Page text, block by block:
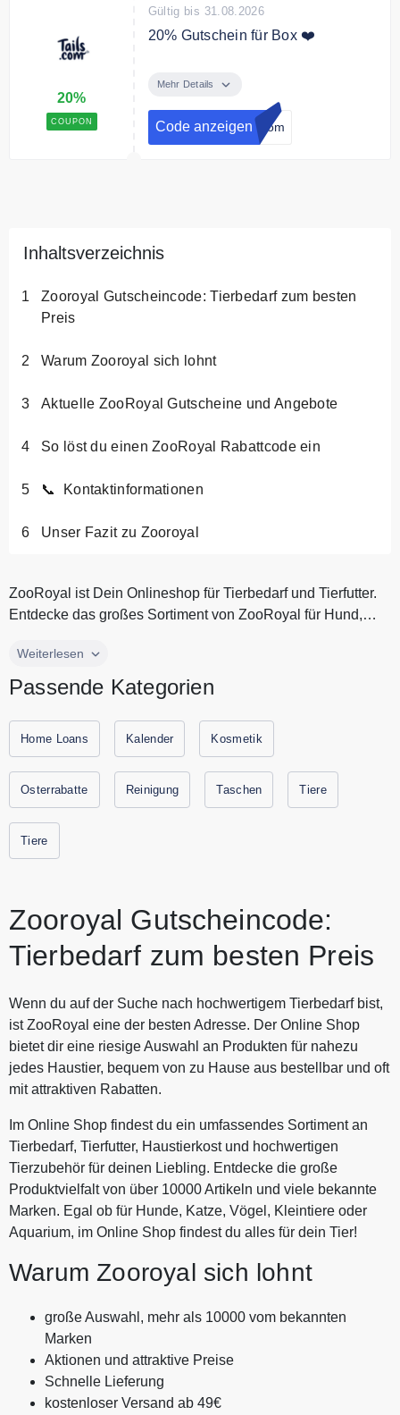
20%
COUPON
Gültig bis 31.08.2026
20% Gutschein für Box ❤️
und erhalte 20% Rabatt auf deinen
Mehr Details
Code anzeigen .com
Inhaltsverzeichnis
Zooroyal Gutscheincode: Tierbedarf zum besten
Preis
Warum Zooroyal sich lohnt
Aktuelle ZooRoyal Gutscheine und Angebote
So löst du einen ZooRoyal Rabattcode ein
📞 Kontaktinformationen
Unser Fazit zu Zooroyal
ZooRoyal ist Dein Onlineshop für Tierbedarf und Tierfutter.
Entdecke das großes Sortiment von ZooRoyal für Hund,
ZooRoyal ist Dein Onlineshop für Tierbedarf und Tierfutter.
Katze, Kleintier und Aquarium. Lass Dich von seinem
für Deine Haustiere überraschen. Bei ZooRoyal findest Du
nur Top Marken. Spare jetzt durch Gutscheine.codes mit den
aktuellen Gutscheinen und Rabattaktionen von ZooRoyal.
Weiterlesen
Passende Kategorien
Home Loans Kalender Kosmetik
Osterrabatte Reinigung Taschen Tiere
Tiere
Zooroyal Gutscheincode:
Tierbedarf zum besten Preis
Wenn du auf der Suche nach hochwertigem Tierbedarf bist,
ist ZooRoyal eine der besten Adresse. Der Online Shop
bietet dir eine riesige Auswahl an Produkten für nahezu
jedes Haustier, bequem von zu Hause aus bestellbar und oft
mit attraktiven Rabatten.
Im Online Shop findest du ein umfassendes Sortiment an
Tierbedarf, Tierfutter, Haustierkost und hochwertigen
Tierzubehör für deinen Liebling. Entdecke die große
Produktvielfalt von über 10000 Artikeln und viele bekannte
Marken. Egal ob für Hunde, Katze, Vögel, Kleintiere oder
Aquarium, im Online Shop findest du alles für dein Tier!
Warum Zooroyal sich lohnt
große Auswahl, mehr als 10000 vom bekannten
Marken
Aktionen und attraktive Preise
Schnelle Lieferung
kostenloser Versand ab 49€